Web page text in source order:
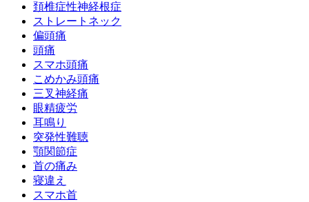
頚椎症性神経根症
ストレートネック
偏頭痛
頭痛
スマホ頭痛
こめかみ頭痛
三叉神経痛
眼精疲労
耳鳴り
突発性難聴
顎関節症
首の痛み
寝違え
スマホ首